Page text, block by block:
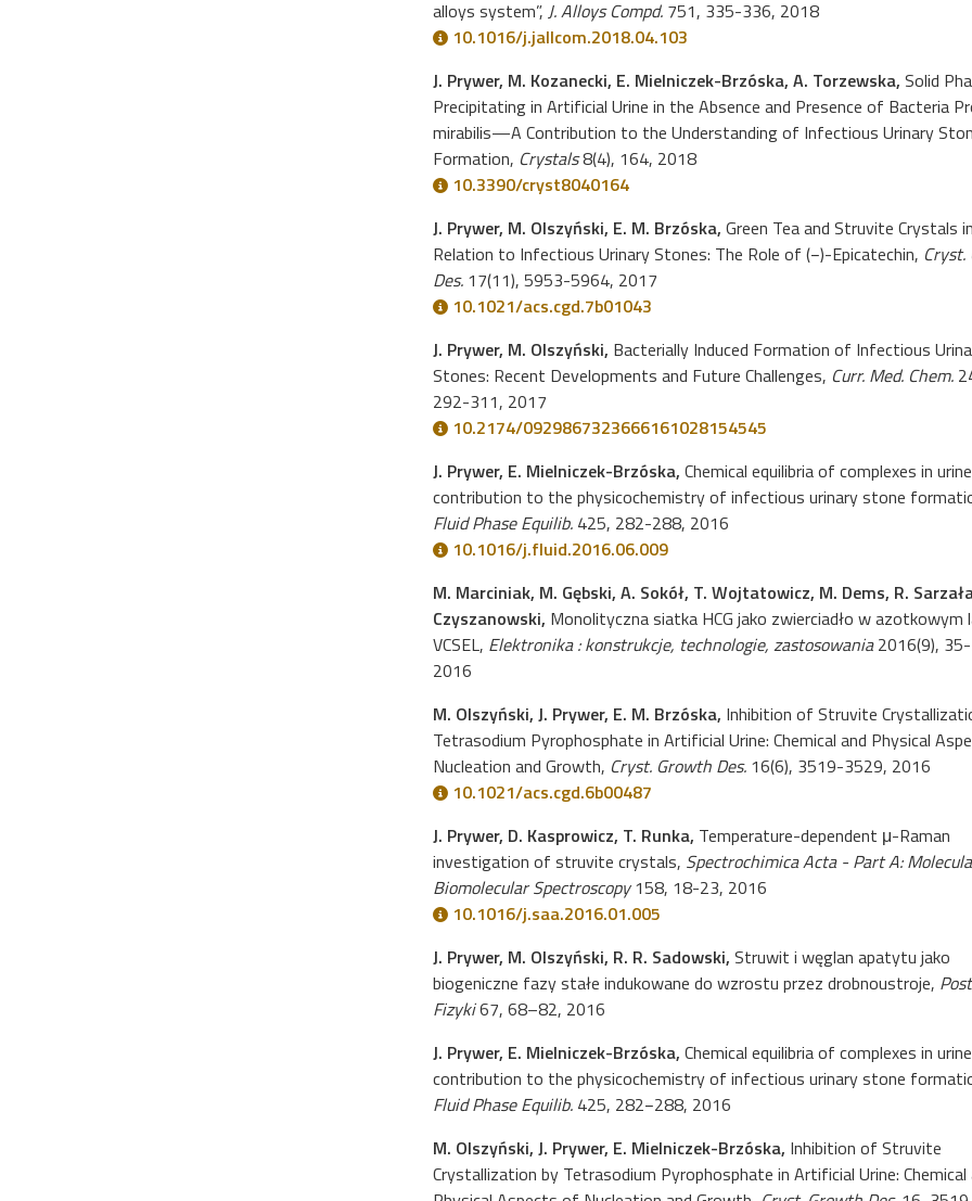
alloys system”, J. Alloys Compd. 751, 335-336, 2018
10.1016/j.jallcom.2018.04.103
J. Prywer, M. Kozanecki, E. Mielniczek-Brzóska, A. Torzewska, Solid
Precipitating in Artificial Urine in the Absence and Presence of Bacteria
mirabilis—A Contribution to the Understanding of Infectious Urinary
Formation, Crystals8(4), 164, 2018
10.3390/cryst8040164
J. Prywer, M. Olszyński, E. M. Brzóska, Green Tea and Struvite Crystals in
Relation to Infectious Urinary Stones: The Role of (−)-Epicatechin,
Des. 17(11), 5953-5964, 2017
10.1021/acs.cgd.7b01043
J. Prywer, M. Olszyński, Bacterially Induced Formation of Infectious
Stones: Recent Developments and Future Challenges, Curr. Med. Chem.
292-311, 2017
10.2174/0929867323666161028154545
J. Prywer, E. Mielniczek-Brzóska, Chemical equilibria of complexes in
contribution to the physicochemistry of infectious urinary stone
Fluid Phase Equilib. 425, 282-288, 2016
10.1016/j.fluid.2016.06.009
M. Marciniak, M. Gębski, A. Sokół, T. Wojtatowicz, M. Dems, R.
Czyszanowski, Monolityczna siatka HCG jako zwierciadło w azotkowym
VCSEL, Elektronika : konstrukcje, technologie, zastosowania2016(9),
2016
M. Olszyński, J. Prywer, E. M. Brzóska, Inhibition of Struvite
Tetrasodium Pyrophosphate in Artificial Urine: Chemical and Physical
Nucleation and Growth, Cryst. Growth Des. 16(6), 3519-3529, 2016
10.1021/acs.cgd.6b00487
J. Prywer, D. Kasprowicz, T. Runka, Temperature-dependent μ-Raman
investigation of struvite crystals, Spectrochimica Acta - Part A:
Biomolecular Spectroscopy158, 18-23, 2016
10.1016/j.saa.2016.01.005
J. Prywer, M. Olszyński, R. R. Sadowski, Struwit i węglan apatytu jako
biogeniczne fazy stałe indukowane do wzrostu przez drobnoustroje,
Fizyki67, 68–82, 2016
J. Prywer, E. Mielniczek-Brzóska, Chemical equilibria of complexes in
contribution to the physicochemistry of infectious urinary stone
Fluid Phase Equilib. 425, 282−288, 2016
M. Olszyński, J. Prywer, E. Mielniczek-Brzóska, Inhibition of Struvite
Crystallization by Tetrasodium Pyrophosphate in Artificial Urine: Chemical